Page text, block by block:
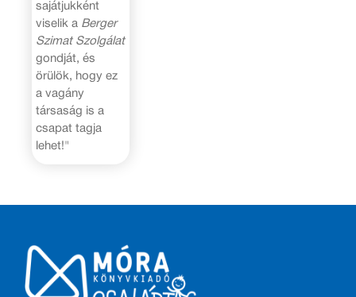
sajátjukként
viselik a Berger
Szimat Szolgálat
gondját, és
örülök, hogy ez
a vagány
társaság is a
csapat tagja
lehet!"